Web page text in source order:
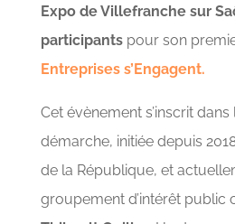
Expo de Villefranche sur
participantspour son
Entreprises s’Engagent.
Cet évènement s’inscrit
démarche, initiée depuis
de la République, et
groupement d’intérêt public